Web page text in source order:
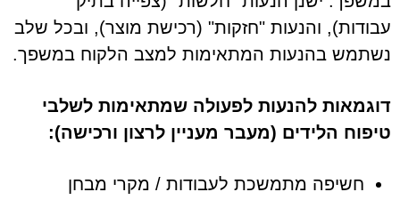
עבודות), והנעות "חזקות" (רכישת מוצר), ובכל שלב
נשתמש בהנעות המתאימות למצב הלקוח במשפך.
דוגמאות להנעות לפעולה שמתאימות לשלבי
טיפוח הלידים (מעבר מעניין לרצון ורכישה):
חשיפה מתמשכת לעבודות / מקרי מבחן